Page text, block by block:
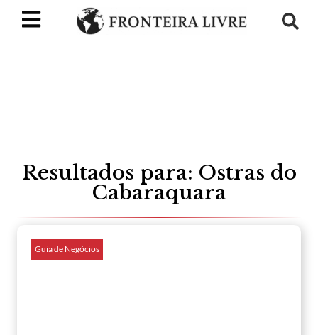
Resultados para: Ostras do
Cabaraquara
Guia de Negócios